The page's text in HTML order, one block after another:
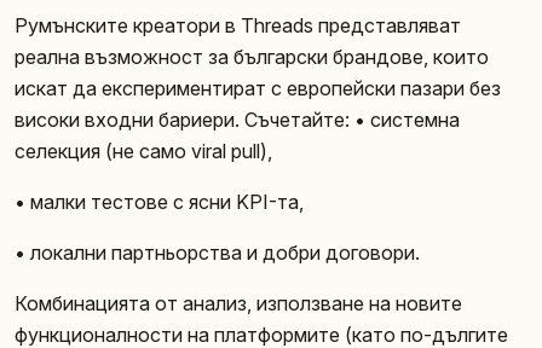
Румънските креатори в Threads представляват
реална възможност за български брандове, които
искат да експериментират с европейски пазари без
високи входни бариери. Съчетайте: • системна
селекция (не само viral pull),
• малки тестове с ясни KPI-та,
• локални партньорства и добри договори.
Комбинацията от анализ, използване на новите
функционалности на платформите (като по-дългите